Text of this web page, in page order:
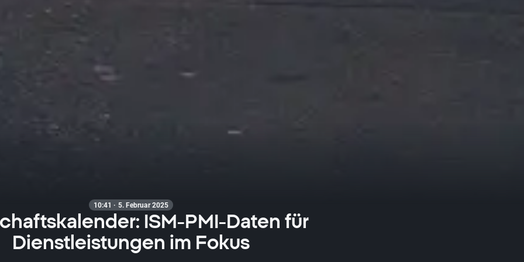
10:41 · 5. Februar 2025
ISM-PMI-Daten für
Dienstleistungen im Fokus